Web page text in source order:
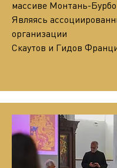
массиве Монтань-
Являясь
организации
Скаутов и Гидов